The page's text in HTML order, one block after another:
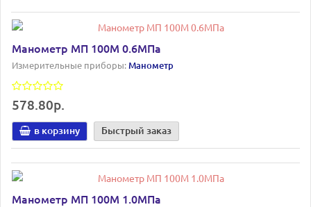
Манометр МП 100М 0.6МПа
Измерительные приборы:Манометр
578.80р.
в корзину Быстрый заказ
Манометр МП 100М 1.0МПа